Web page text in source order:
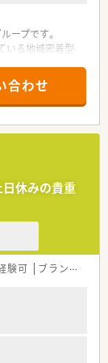
ープです。
いる地域密着型
ット会議を行
剤過誤に努めてい
内はOTCも充実
れております。
店舗です。
店などもあり便
。
ています。
の知識も身につ
合わせ
日休みの貴重
験可 ブランク可